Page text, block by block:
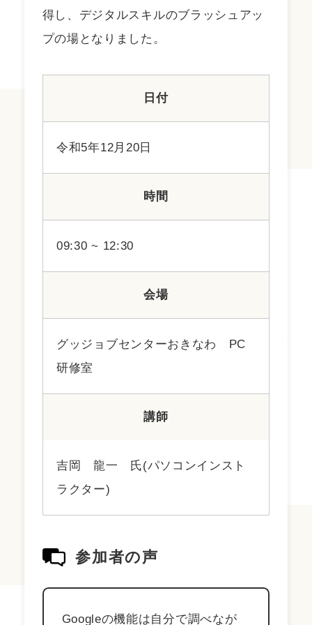
得し、デジタルスキルのブラッシュアッ
プの場となりました。
日付
令和5年12月20日
時間
09:30 ~ 12:30
会場
グッジョブセンターおきなわ PC
研修室
講師
吉岡 龍一 氏(パソコンインスト
ラクター)
参加者の声
Googleの機能は自分で調べなが